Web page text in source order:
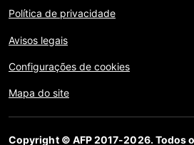
Política de privacidade
Avisos legais
Configurações de cookies
Mapa do site
Copyright © AFP 2017-2026. Todos